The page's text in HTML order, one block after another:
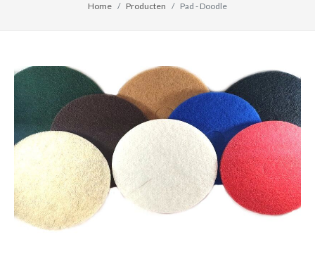
Home Producten Pad - Doodle